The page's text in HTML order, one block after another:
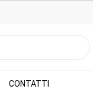
CONTATTI